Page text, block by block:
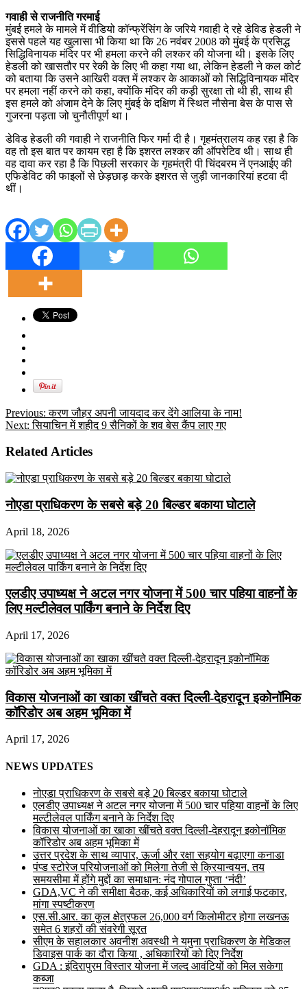
गवाही से राजनीति गरमाई
मुंबई हमले के मामले में वीडियो कॉन्फ्रेंसिंग के जरिये गवाही दे रहे डेविड हेडली ने
इससे पहले यह खुलासा भी किया था कि 26 नवंबर 2008 को मुंबई के प्रसिद्ध
सिद्धिविनायक मंदिर पर भी हमला करने की लश्कर की योजना थी। इसके लिए
हेडली को खासतौर पर रेकी के लिए भी कहा गया था, लेकिन हेडली ने कल कोर्ट
को बताया कि उसने आखिरी वक्त में लश्कर के आकाओं को सिद्धिविनायक मंदिर
पर हमला नहीं करने को कहा, क्योंकि मंदिर की कड़ी सुरक्षा तो थी ही, साथ ही
इस हमले को अंजाम देने के लिए मुंबई के दक्षिण में स्थित नौसेना बेस के पास से
गुजरना पड़ता जो चुनौतीपूर्ण था।
डेविड हेडली की गवाही ने राजनीति फिर गर्मा दी है। गृहमंत्रालय कह रहा है कि
वह तो इस बात पर कायम रहा है कि इशरत लश्कर की ऑपरेटिव थी। साथ ही
वह दावा कर रहा है कि पिछली सरकार के गृहमंत्री पी चिंदबरम नें एनआईए की
एफिडेविट की फाइलों से छेड़छाड़ करके इशरत से जुड़ी जानकारियां हटवा दी
थीं।
Previous: करण जौहर अपनी जायदाद कर देंगे आलिया के नाम!
Next: सियाचिन में शहीद 9 सैनिकों के शव बेस कैंप लाए गए
Related Articles
नोएडा प्राधिकरण के सबसे बड़े 20 बिल्डर बकाया घोटाले
April 18, 2026
एलडीए उपाध्यक्ष ने अटल नगर योजना में 500 चार पहिया वाहनों के
लिए मल्टीलेवल पार्किंग बनाने के निर्देश दिए
April 17, 2026
विकास योजनाओं का खाका खींचते वक्त दिल्ली-देहरादून इकोनॉमिक
कॉरिडोर अब अहम भूमिका में
April 17, 2026
NEWS UPDATES
नोएडा प्राधिकरण के सबसे बड़े 20 बिल्डर बकाया घोटाले
एलडीए उपाध्यक्ष ने अटल नगर योजना में 500 चार पहिया वाहनों के लिए
मल्टीलेवल पार्किंग बनाने के निर्देश दिए
विकास योजनाओं का खाका खींचते वक्त दिल्ली-देहरादून इकोनॉमिक
कॉरिडोर अब अहम भूमिका में
उत्तर प्रदेश के साथ व्यापार, ऊर्जा और रक्षा सहयोग बढ़ाएगा कनाडा
पंप्ड स्टोरेज परियोजनाओं को मिलेगा तेजी से क्रियान्वयन, तय
समयसीमा में होंगे मुद्दों का समाधान: नंद गोपाल गुप्ता ‘नंदी’
GDA,VC ने की समीक्षा बैठक, कई अधिकारियों को लगाई फटकार,
मांगा स्पष्टीकरण
एस.सी.आर. का कुल क्षेत्रफल 26,000 वर्ग किलोमीटर होगा लखनऊ
समेत 6 शहरों की संवरेगी सूरत
सीएम के सहालकार अवनीश अवस्थी ने यमुना प्राधिकरण के मेडिकल
डिवाइस पार्क का दौरा किया , अधिकारियों को दिए निर्देश
GDA : इंदिरापुरम विस्तार योजना में जल्द आवंटियों को मिल सकेगा
कब्जा